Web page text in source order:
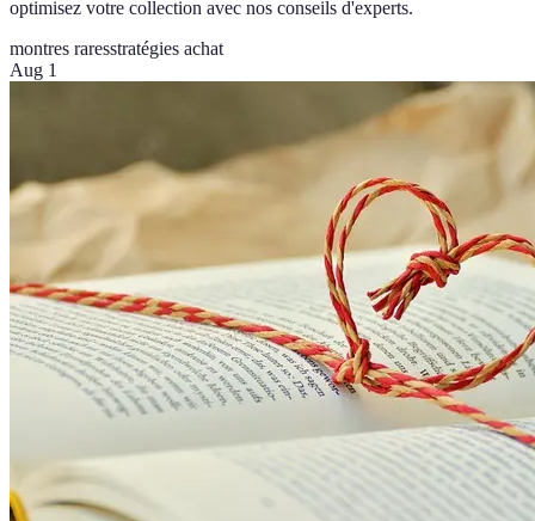
optimisez votre collection avec nos conseils d'experts.
montres raresstratégies achat
Aug 1